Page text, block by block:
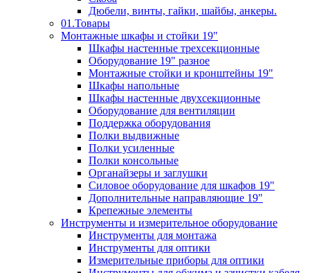
Дюбели, винты, гайки, шайбы, анкеры.
01.Товары
Монтажные шкафы и стойки 19"
Шкафы настенные трехсекционные
Оборудование 19" разное
Монтажные стойки и кронштейны 19"
Шкафы напольные
Шкафы настенные двухсекционные
Оборудование для вентиляции
Поддержка оборудования
Полки выдвижные
Полки усиленные
Полки консольные
Органайзеры и заглушки
Силовое оборудование для шкафов 19"
Дополнительные направляющие 19"
Крепежные элементы
Инструменты и измерительное оборудование
Инструменты для монтажа
Инструменты для оптики
Измерительные приборы для оптики